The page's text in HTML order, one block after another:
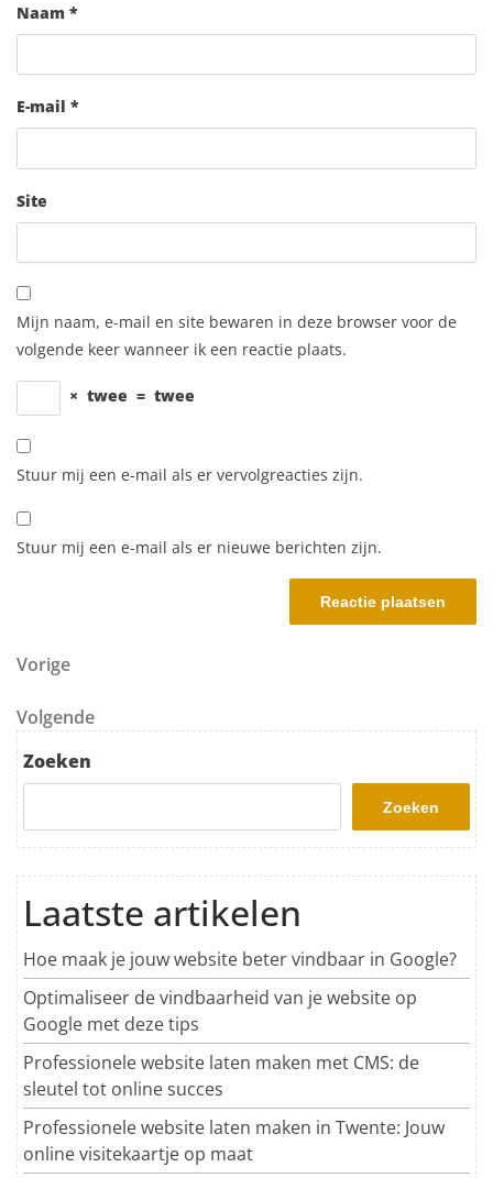
Naam *
E-mail *
Site
Mijn naam, e-mail en site bewaren in deze browser voor de
volgende keer wanneer ik een reactie plaats.
× twee = twee
Stuur mij een e-mail als er vervolgreacties zijn.
Stuur mij een e-mail als er nieuwe berichten zijn.
Berichtnavigatie
Vorig bericht
Vorige
Volgend bericht
Volgende
Zoeken
Zoeken
Laatste artikelen
Hoe maak je jouw website beter vindbaar in Google?
Optimaliseer de vindbaarheid van je website op
Google met deze tips
Professionele website laten maken met CMS: de
sleutel tot online succes
Professionele website laten maken in Twente: Jouw
online visitekaartje op maat